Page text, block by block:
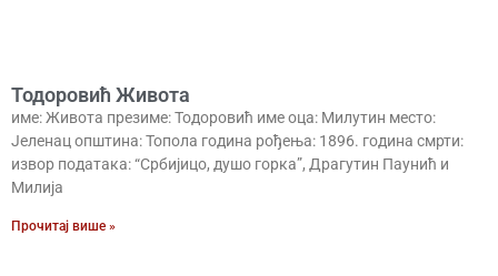
Тодоровић Живота
име: Живота презиме: Тодоровић име оца: Милутин место:
Јеленац општина: Топола година рођења: 1896. година смрти:
извор података: “Србијицо, душо горка”, Драгутин Паунић и
Милија
Прочитај више »